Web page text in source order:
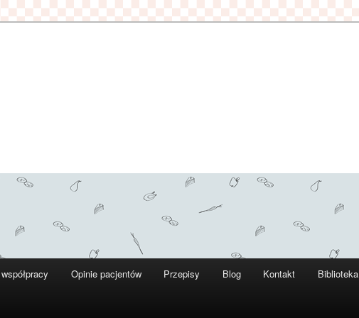
Opinie pacjentów Przepisy Blog Kontakt Biblioteka